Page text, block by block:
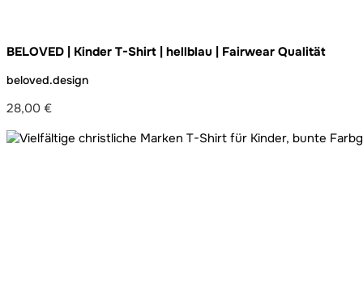
BELOVED | Kinder T-Shirt | hellblau | Fairwear Qualität
beloved.design
28,00 €